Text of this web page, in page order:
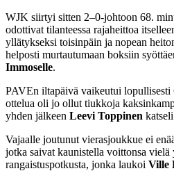
WJK siirtyi sitten 2–0-johtoon 68.
odottivat tilanteessa rajaheittoa
yllätykseksi toisinpäin ja nopean
helposti murtautumaan boksiin
Immoselle.
PAVEn iltapäivä vaikeutui
ottelua oli jo ollut tiukkoja
yhden jälkeen Leevi Toppinen
Vajaalle joutunut vierasjoukkue ei
jotka saivat kaunistella voittonsa
rangaistuspotkusta, jonka laukoi Ville